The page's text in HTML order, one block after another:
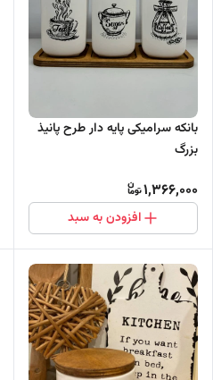
بانکه سرامیکی پایه دار طرح پانیذ
بزرگ
1,366,000
افزودن به سبد